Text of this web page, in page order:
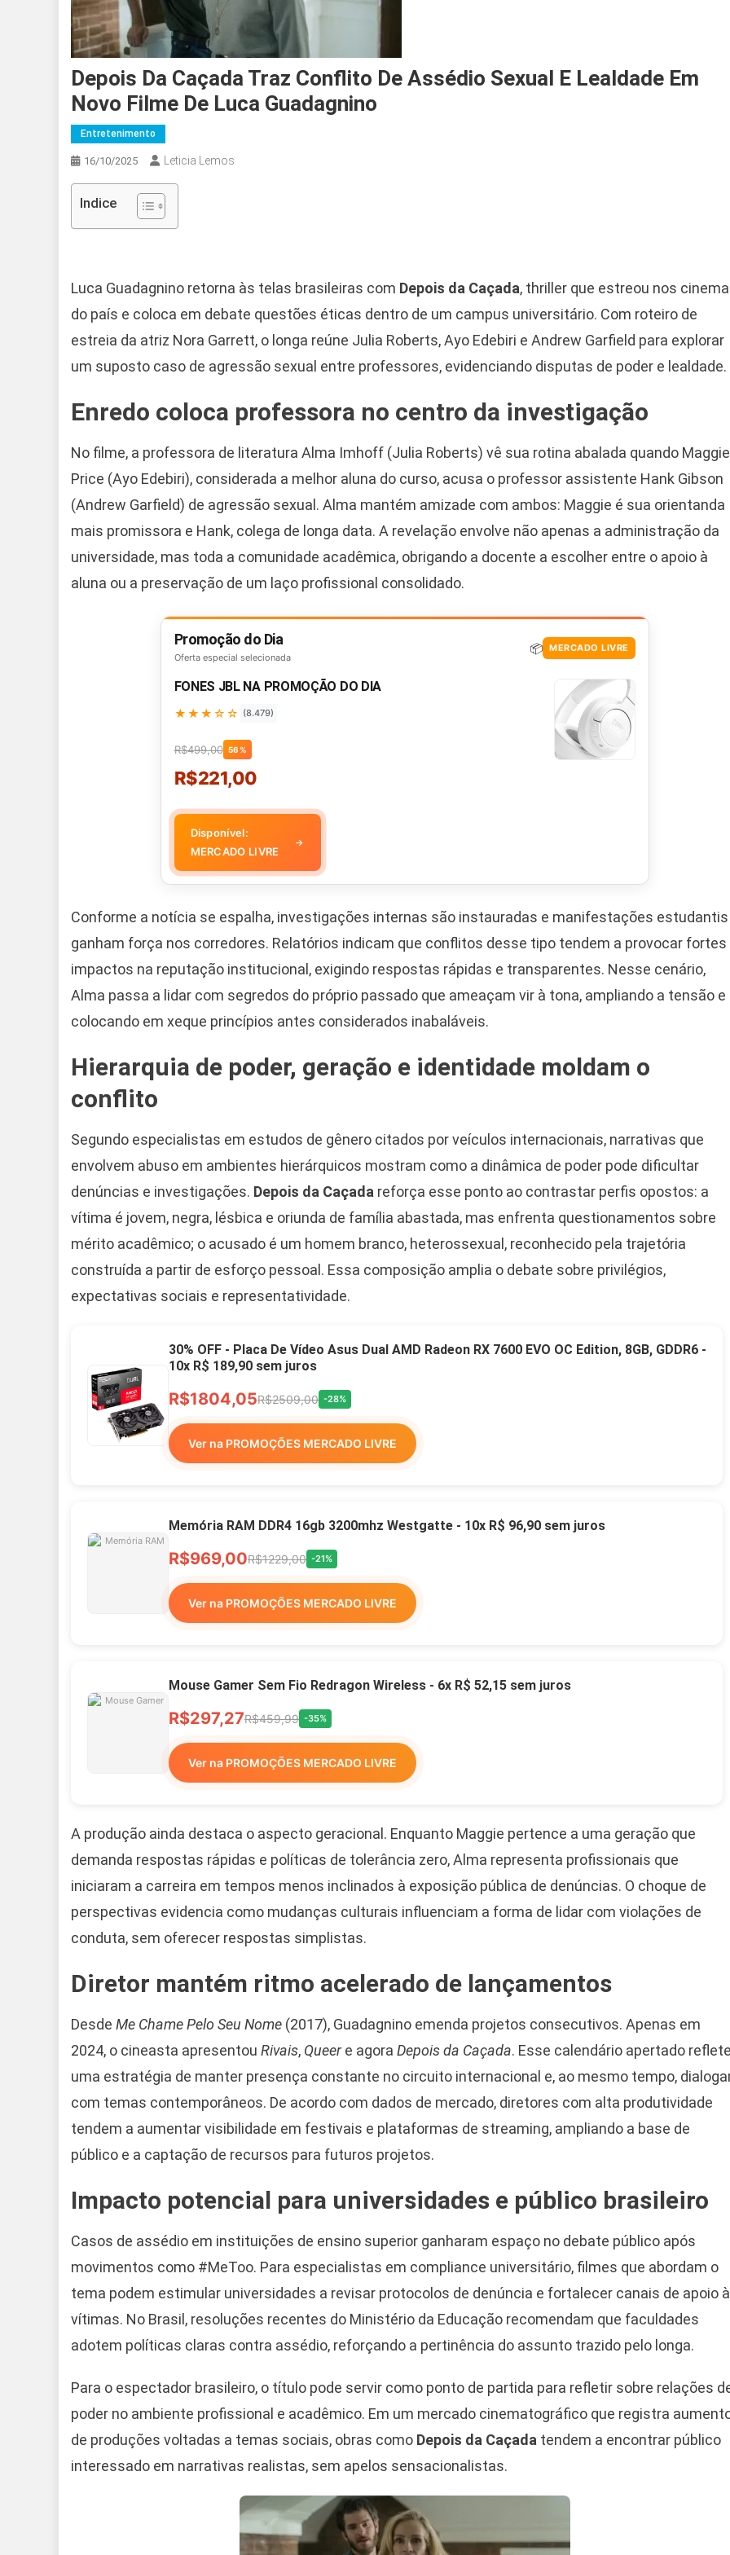
Depois Da Caçada Traz Conflito De Assédio Sexual E Lealdade Em
Novo Filme De Luca Guadagnino
Entretenimento
16/10/2025 Leticia Lemos
Indice
Luca Guadagnino retorna às telas brasileiras com Depois da Caçada, thriller que estreou nos
do país e coloca em debate questões éticas dentro de um campus universitário. Com roteiro de
estreia da atriz Nora Garrett, o longa reúne Julia Roberts, Ayo Edebiri e Andrew Garfield para explorar
um suposto caso de agressão sexual entre professores, evidenciando disputas de poder e lealdade.
Enredo coloca professora no centro da investigação
No filme, a professora de literatura Alma Imhoff (Julia Roberts) vê sua rotina abalada quando Maggie
Price (Ayo Edebiri), considerada a melhor aluna do curso, acusa o professor assistente Hank Gibson
(Andrew Garfield) de agressão sexual. Alma mantém amizade com ambos: Maggie é sua orientanda
mais promissora e Hank, colega de longa data. A revelação envolve não apenas a administração da
universidade, mas toda a comunidade acadêmica, obrigando a docente a escolher entre o apoio à
aluna ou a preservação de um laço profissional consolidado.
Promoção do Dia
Oferta especial selecionada
📦 MERCADO LIVRE
FONES JBL NA PROMOÇÃO DO DIA
★★★☆☆ (8.479)
R$499,00 56%
R$221,00
Disponível:
MERCADO LIVRE
→
Conforme a notícia se espalha, investigações internas são instauradas e manifestações estudantis
ganham força nos corredores. Relatórios indicam que conflitos desse tipo tendem a provocar fortes
impactos na reputação institucional, exigindo respostas rápidas e transparentes. Nesse cenário,
Alma passa a lidar com segredos do próprio passado que ameaçam vir à tona, ampliando a tensão e
colocando em xeque princípios antes considerados inabaláveis.
Hierarquia de poder, geração e identidade moldam o
conflito
Segundo especialistas em estudos de gênero citados por veículos internacionais, narrativas que
envolvem abuso em ambientes hierárquicos mostram como a dinâmica de poder pode dificultar
denúncias e investigações. Depois da Caçada reforça esse ponto ao contrastar perfis opostos: a
vítima é jovem, negra, lésbica e oriunda de família abastada, mas enfrenta questionamentos sobre
mérito acadêmico; o acusado é um homem branco, heterossexual, reconhecido pela trajetória
construída a partir de esforço pessoal. Essa composição amplia o debate sobre privilégios,
expectativas sociais e representatividade.
30% OFF - Placa De Vídeo Asus Dual AMD Radeon RX 7600 EVO OC Edition, 8GB, GDDR6 -
10x R$ 189,90 sem juros
R$1804,05R$2509,00 -28%
Ver na PROMOÇÕES MERCADO LIVRE
Memória RAM DDR4 16gb 3200mhz Westgatte - 10x R$ 96,90 sem juros
R$969,00R$1229,00 -21%
Ver na PROMOÇÕES MERCADO LIVRE
Mouse Gamer Sem Fio Redragon Wireless - 6x R$ 52,15 sem juros
R$297,27R$459,99 -35%
Ver na PROMOÇÕES MERCADO LIVRE
A produção ainda destaca o aspecto geracional. Enquanto Maggie pertence a uma geração que
demanda respostas rápidas e políticas de tolerância zero, Alma representa profissionais que
iniciaram a carreira em tempos menos inclinados à exposição pública de denúncias. O choque de
perspectivas evidencia como mudanças culturais influenciam a forma de lidar com violações de
conduta, sem oferecer respostas simplistas.
Diretor mantém ritmo acelerado de lançamentos
Desde Me Chame Pelo Seu Nome (2017), Guadagnino emenda projetos consecutivos. Apenas em
2024, o cineasta apresentou Rivais, Queere agora Depois da Caçada. Esse calendário apertado reflete
uma estratégia de manter presença constante no circuito internacional e, ao mesmo tempo,
com temas contemporâneos. De acordo com dados de mercado, diretores com alta produtividade
tendem a aumentar visibilidade em festivais e plataformas de streaming, ampliando a base de
público e a captação de recursos para futuros projetos.
Impacto potencial para universidades e público brasileiro
Casos de assédio em instituições de ensino superior ganharam espaço no debate público após
movimentos como #MeToo. Para especialistas em compliance universitário, filmes que abordam o
tema podem estimular universidades a revisar protocolos de denúncia e fortalecer canais de apoio
vítimas. No Brasil, resoluções recentes do Ministério da Educação recomendam que faculdades
adotem políticas claras contra assédio, reforçando a pertinência do assunto trazido pelo longa.
Para o espectador brasileiro, o título pode servir como ponto de partida para refletir sobre relações
poder no ambiente profissional e acadêmico. Em um mercado cinematográfico que registra
de produções voltadas a temas sociais, obras como Depois da Caçada tendem a encontrar público
interessado em narrativas realistas, sem apelos sensacionalistas.